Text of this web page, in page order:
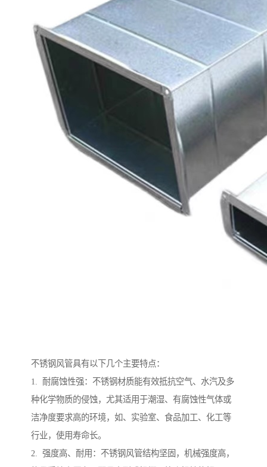
不锈钢风管具有以下几个主要特点：
1. 耐腐蚀性强：不锈钢材质能有效抵抗空气、水汽及多
种化学物质的侵蚀，尤其适用于潮湿、有腐蚀性气体或
洁净度要求高的环境，如、实验室、食品加工、化工等
行业，使用寿命长。
2. 强度高、耐用：不锈钢风管结构坚固，机械强度高，